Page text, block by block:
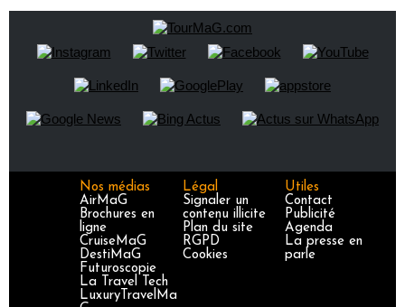
Nos médias
AirMaG
Brochures en
ligne
CruiseMaG
DestiMaG
Futuroscopie
La Travel Tech
LuxuryTravelMa
Légal
Signaler un
contenu illicite
Plan du site
RGPD
Cookies
Utiles
Contact
Publicité
Agenda
La presse en
parle